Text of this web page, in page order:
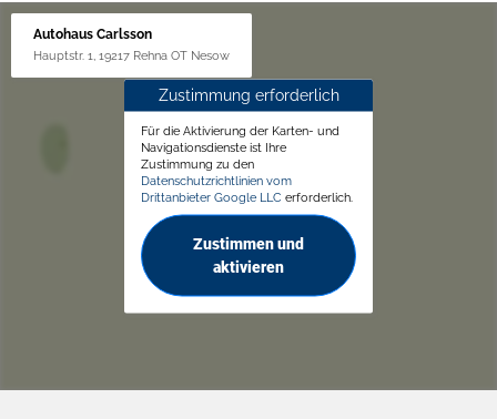
Autohaus Carlsson
Hauptstr. 1, 19217 Rehna OT Nesow
Zustimmung erforderlich
Für die Aktivierung der Karten- und
Navigationsdienste ist Ihre
Zustimmung zu den
Datenschutzrichtlinien vom
Drittanbieter Google LLC erforderlich.
Zustimmen und
aktivieren